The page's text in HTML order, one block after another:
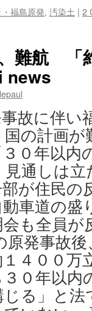
福島原発, 汚染土 | 2
難航 「
news
故に伴い
の計画
０年以内
通しは
が住民の
車道の盛
も全員が
原発事故
４００万
０年以内
る」と